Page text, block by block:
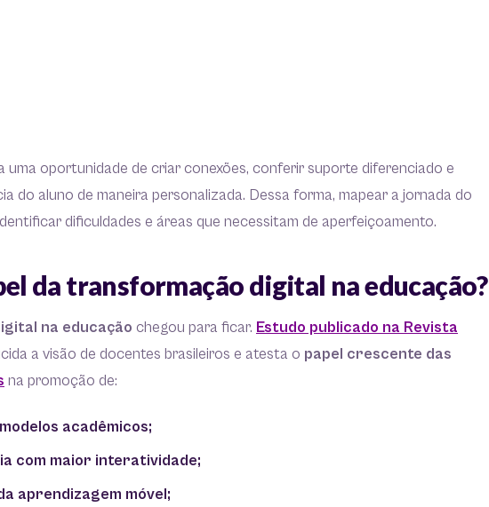
uma oportunidade de criar conexões, conferir suporte diferenciado e
do aluno de maneira personalizada. Dessa forma, mapear a jornada do
dificuldades e áreas que necessitam de aperfeiçoamento.
da transformação digital na educação?
na educação chegou para ficar. Estudo publicado na Revista
a visão de docentes brasileiros e atesta o papel crescente das
na promoção de:
acadêmicos;
com maior interatividade;
aprendizagem móvel;